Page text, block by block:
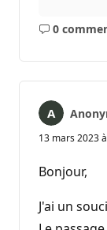
0
13 mars 2023
Bonjour,
J'ai un